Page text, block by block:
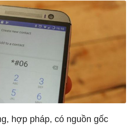
hợp pháp, có nguồn gốc